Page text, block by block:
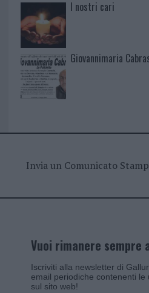
I nostri cari
Giovannimaria
Invia un Comunicato
Vuoi rimanere sempre
Iscriviti alla newsletter di
email periodiche contenenti le
sul sito web!